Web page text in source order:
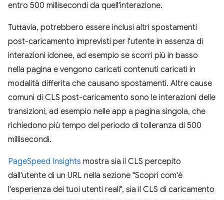
entro 500 millisecondi da quell'interazione.
Tuttavia, potrebbero essere inclusi altri spostamenti
post-caricamento imprevisti per l'utente in assenza di
interazioni idonee, ad esempio se scorri più in basso
nella pagina e vengono caricati contenuti caricati in
modalità differita che causano spostamenti. Altre cause
comuni di CLS post-caricamento sono le interazioni delle
transizioni, ad esempio nelle app a pagina singola, che
richiedono più tempo del periodo di tolleranza di 500
millisecondi.
PageSpeed Insights mostra sia il CLS percepito
dall'utente di un URL nella sezione "Scopri com'è
l'esperienza dei tuoi utenti reali", sia il CLS di caricamento